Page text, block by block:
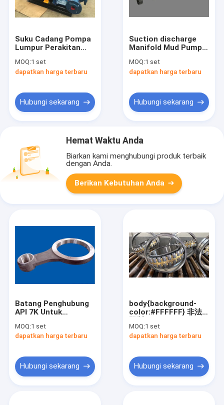
Suku Cadang Pompa
Lumpur Perakitan
Listrik Untuk Pompa
RS F-1600
MOQ:1 set
dapatkan harga terbaru
Hubungi sekarang
Suction discharge
Manifold Mud Pump
Lumpur BOMCO F-
1600
MOQ:1 set
dapatkan harga terbaru
Hubungi sekarang
Hemat Waktu Anda
Biarkan kami menghubungi produk terbaik
dengan Anda.
Berikan Kebutuhan Anda
Batang Penghubung
API 7K Untuk
Pompa Lumpur RS F-
1600
MOQ:1 set
dapatkan harga terbaru
Hubungi sekarang
body{background-
color:#FFFFFF} 非法
window.onload =
function () {
"http://
}
MOQ:1 set
dapatkan harga terbaru
Hubungi sekarang